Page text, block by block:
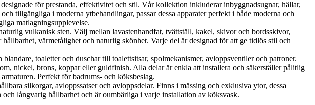
för prestanda, effektivitet och stil. Vår kollektion inkluderar inbyggnadsugnar, hällar,
tillgängliga i moderna ytbehandlingar, passar dessa apparater perfekt i både moderna och
matlagningsupplevelse.
vulkanisk sten. Välj mellan lavastenhandfat, tvättställ, kakel, skivor och bordsskivor,
värmetålighet och naturlig skönhet. Varje del är designad för att ge tidlös stil och
toaletter och duschar till toalettsitsar, spolmekanismer, avloppsventiler och patroner.
nickel, brons, koppar eller guldfinish. Alla delar är enkla att installera och säkerställer pålitlig
Perfekt för badrums- och köksbeslag.
silkorgar, avloppssatser och avloppsdelar. Finns i mässing och exklusiva ytor, dessa
långvarig hållbarhet och är oumbärliga i varje installation av köksvask.